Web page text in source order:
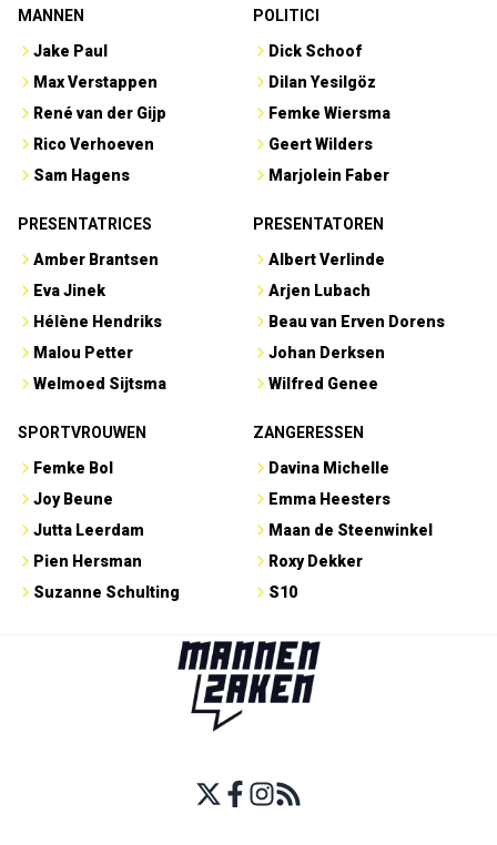
MANNEN
Jake Paul
Max Verstappen
René van der Gijp
Rico Verhoeven
Sam Hagens
POLITICI
Dick Schoof
Dilan Yesilgöz
Femke Wiersma
Geert Wilders
Marjolein Faber
PRESENTATRICES
Amber Brantsen
Eva Jinek
Hélène Hendriks
Malou Petter
Welmoed Sijtsma
PRESENTATOREN
Albert Verlinde
Arjen Lubach
Beau van Erven Dorens
Johan Derksen
Wilfred Genee
SPORTVROUWEN
Femke Bol
Joy Beune
Jutta Leerdam
Pien Hersman
Suzanne Schulting
ZANGERESSEN
Davina Michelle
Emma Heesters
Maan de Steenwinkel
Roxy Dekker
S10